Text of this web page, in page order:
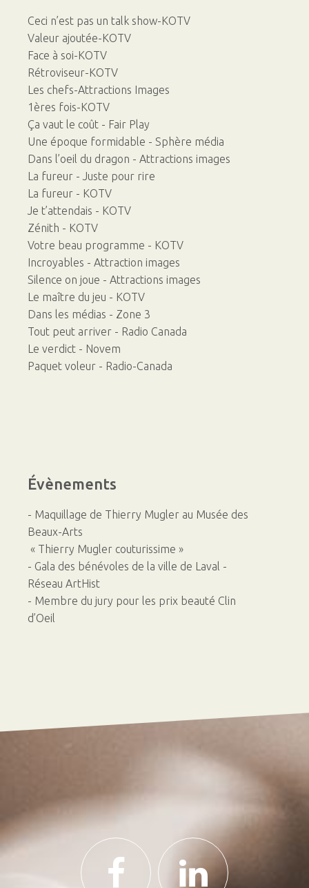
Ceci n’est pas un talk show-KOTV
Valeur ajoutée-KOTV
Face à soi-KOTV
Rétroviseur-KOTV
Les chefs-Attractions Images
1ères fois-KOTV
Ça vaut le coût - Fair Play
Une époque formidable - Sphère média
Dans l’oeil du dragon - Attractions images
La fureur - Juste pour rire
La fureur - KOTV
Je t’attendais - KOTV
Zénith - KOTV
Votre beau programme - KOTV
Incroyables - Attraction images
Silence on joue - Attractions images
Le maître du jeu - KOTV
Dans les médias - Zone 3
Tout peut arriver - Radio Canada
Le verdict - Novem
Paquet voleur - Radio-Canada
Évènements
- Maquillage de Thierry Mugler au Musée des
Beaux-Arts
« Thierry Mugler couturissime »
- Gala des bénévoles de la ville de Laval -
Réseau ArtHist
- Membre du jury pour les prix beauté Clin
d’Oeil